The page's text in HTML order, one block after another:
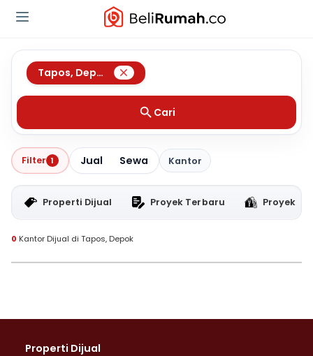
Tapos, Depok
Cari
Filter 1 Jual Sewa Kantor
Properti Dijual Proyek Terbaru Proyek
0 Kantor Dijual di Tapos, Depok
Properti Dijual